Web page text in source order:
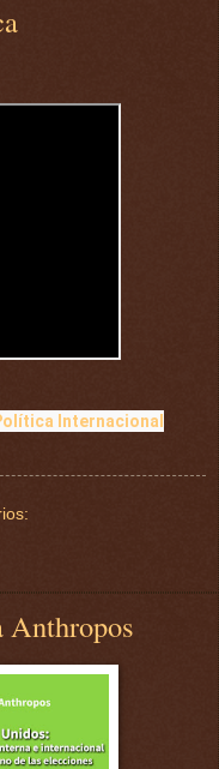
Internacional
Anthropos